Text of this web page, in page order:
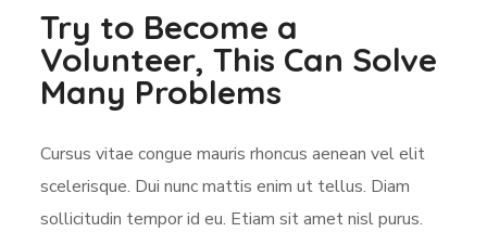
Try to Become a
Volunteer, This Can Solve
Many Problems
Cursus vitae congue mauris rhoncus aenean vel elit
scelerisque. Dui nunc mattis enim ut tellus. Diam
sollicitudin tempor id eu. Etiam sit amet nisl purus.